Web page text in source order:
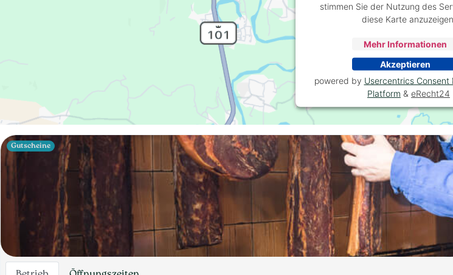
Gutscheine
stimmen Sie der Nutzung des
diese Karte
Mehr Informationen
Akzeptieren
powered by Usercentrics Consent
Platform & eRecht24